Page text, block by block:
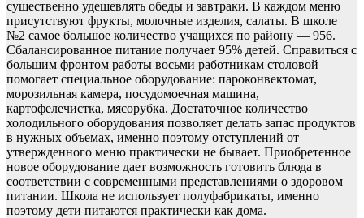
существенно удешевлять обеды и завтраки. В каждом меню
присутствуют фрукты, молочные изделия, салаты. В школе
№2 самое большое количество учащихся по району — 956.
Сбалансированное питание получает 95% детей. Справиться с
большим фронтом работы восьми работникам столовой
помогает специальное оборудование: пароконвектомат,
морозильная камера, посудомоечная машина,
картофелечистка, мясорубка. Достаточное количество
холодильного оборудования позволяет делать запас продуктов
в нужных объемах, именно поэтому отступлений от
утвержденного меню практически не бывает. Приобретенное
новое оборудование дает возможность готовить блюда в
соответствии с современными представлениями о здоровом
питании. Школа не использует полуфабрикаты, именно
поэтому дети питаются практически как дома.